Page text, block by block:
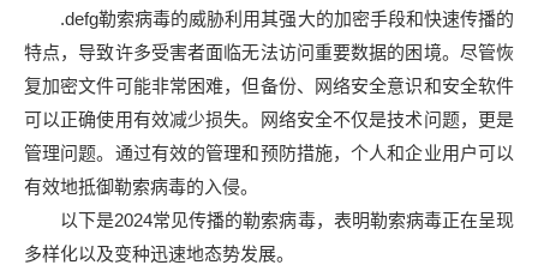
.defg勒索病毒的威胁利用其强大的加密手段和快速传播的
特点，导致许多受害者面临无法访问重要数据的困境。尽管恢
复加密文件可能非常困难，但备份、网络安全意识和安全软件
可以正确使用有效减少损失。网络安全不仅是技术问题，更是
管理问题。通过有效的管理和预防措施，个人和企业用户可以
有效地抵御勒索病毒的入侵。
以下是2024常见传播的勒索病毒，表明勒索病毒正在呈现
多样化以及变种迅速地态势发展。